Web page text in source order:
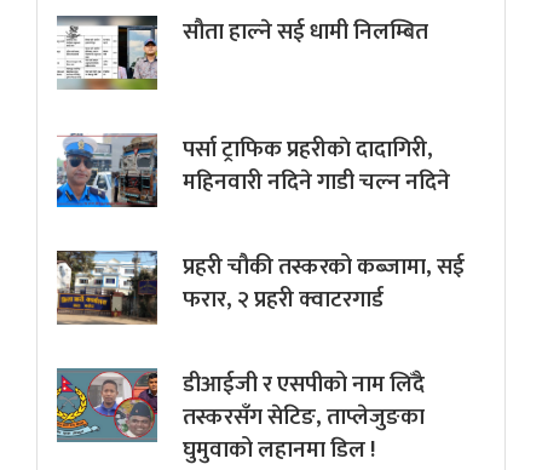
सौता हाल्ने सई धामी निलम्बित
पर्सा ट्राफिक प्रहरीकाे दादागिरी,
महिनवारी नदिने गाडी चल्न नदिने
प्रहरी चौकी तस्करको कब्जामा, सई
फरार, २ प्रहरी क्वाटरगार्ड
डीआईजी र एसपीको नाम लिँदै
तस्करसँग सेटिङ, ताप्लेजुङका
घुमुवाको लहानमा डिल !